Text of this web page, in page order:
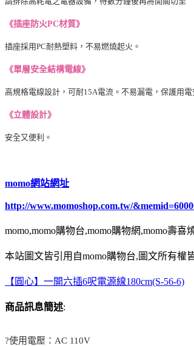
《插座防火PC材質》
插座採用PC耐熱塑料，不易燃燒起火。
《單層安全結構電線》
高規格電線設計，可耐15A電流。不易漏電，保護用電
《立體設計》
安全又便利。
momo網站網址
http://www.momoshop.com.tw/
momo,momo購物台,momo購物網,momo壽喜
本站圖文皆引用自momo購物台,圖文所有權
【圓心】一開六插6呎電源線180cm(S-56-6)
商品訊息簡述:
?使用電壓：AC 110V